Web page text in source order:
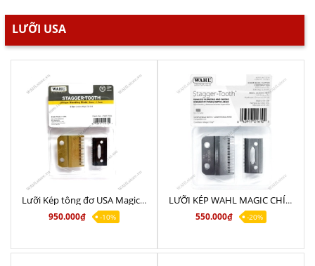
LƯỠI USA
Lưỡi Kép tông đơ USA Magic Gold Chính Hãng WAHL cao cấp sắc bén
950.000₫
-10%
LƯỠI KÉP WAHL MAGIC CHÍNH HÃNG NHẬP KHẨU MỸ
550.000₫
-20%